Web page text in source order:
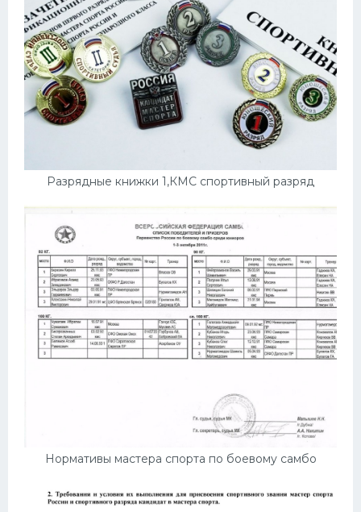
Разрядные книжки 1,КМС спортивный разряд
Нормативы мастера спорта по боевому самбо